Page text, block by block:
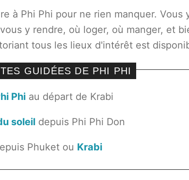
à Phi Phi pour ne rien manquer. Vous
y rendre, où loger, où manger, et
tous les lieux d'intérêt est
GUIDÉES DE PHI PHI
Phiau départ de Krabi
soleildepuis Phi Phi Don
Phuket ou Krabi